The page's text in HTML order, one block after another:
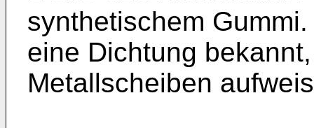
synthetischem
eine Dichtung
Metallscheiben